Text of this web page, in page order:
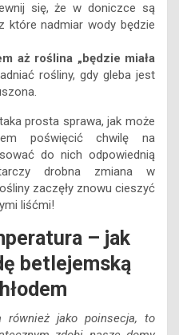
się, że w doniczce są
które nadmiar wody będzie
aż roślina „będzie miała
rośliny, gdy gleba jest
prosta sprawa, jak może
poświęcić chwilę na
do nich odpowiednią
drobna zmiana w
zaczęły znowu cieszyć
liśćmi!
– jak
betlejemską
również jako poinsecja, to